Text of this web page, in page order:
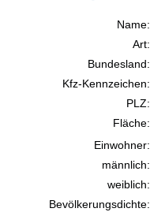
Name:
Art:
Bundesland:
Kfz-Kennzeichen:
PLZ:
Fläche:
Einwohner:
männlich:
weiblich:
Bevölkerungsdichte: